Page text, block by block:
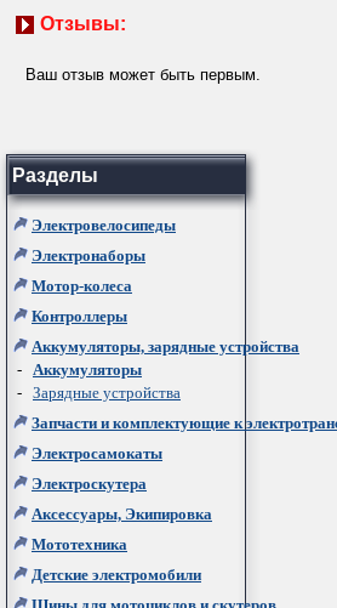
Разделы
Электровелосипеды
Электронаборы
Мотор-колеса
Контроллеры
Аккумуляторы, зарядные устройства
- Аккумуляторы
- Зарядные устройства
Запчасти и комплектующие к
Электросамокаты
Электроскутера
Аксессуары, Экипировка
Мототехника
Детские электромобили
Отзывы:
Ваш отзыв может быть первым.